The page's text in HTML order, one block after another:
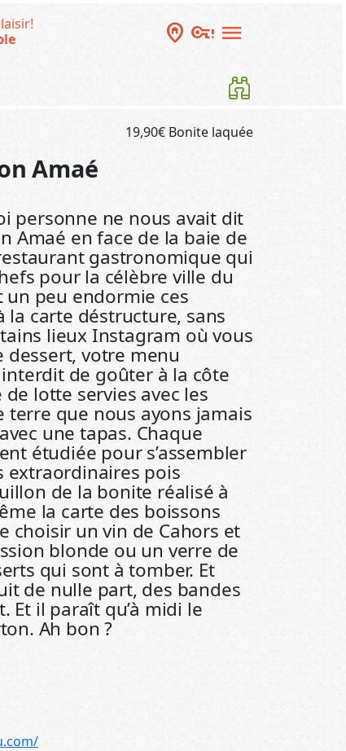
home_pin vpn_key_alert menu
19,90€ Bonite laquée
Amaé
personne ne nous avait dit
Amaé en face de la baie de
gastronomique qui
pour la célèbre ville du
un peu endormie ces
la carte déstructure, sans
lieux Instagram où vous
dessert, votre menu
de goûter à la côte
lotte servies avec les
que nous ayons jamais
une tapas. Chaque
étudiée pour s’assembler
extraordinaires pois
de la bonite réalisé à
la carte des boissons
choisir un vin de Cahors et
blonde ou un verre de
qui sont à tomber. Et
de nulle part, des bandes
Et il paraît qu’à midi le
Ah bon ?